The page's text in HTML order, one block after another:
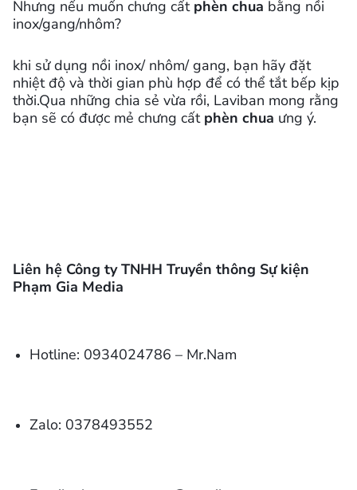
Nhưng nếu muốn chưng cất phèn chua bằng nồi
inox/gang/nhôm?
khi sử dụng nồi inox/ nhôm/ gang, bạn hãy đặt
nhiệt độ và thời gian phù hợp để có thể tắt bếp kịp
thời.Qua những chia sẻ vừa rồi, Laviban mong rằng
bạn sẽ có được mẻ chưng cất phèn chua ưng ý.
Liên hệ Công ty TNHH Truyền thông Sự kiện
Phạm Gia Media
Hotline: 0934024786 – Mr.Nam
Zalo: 0378493552